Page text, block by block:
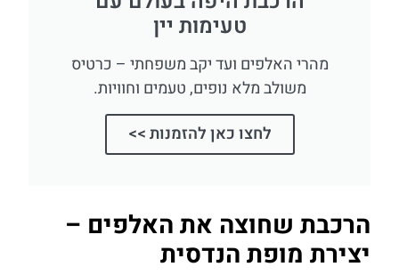
טעימות יין
מהרי האלפים ועד יקב משפחתי – כרטיס
משולב מלא נופים, טעמים וחוויות.
לחצו כאן להזמנות >>
הרכבת שחוצה את האלפים –
יצירת מופת הנדסית